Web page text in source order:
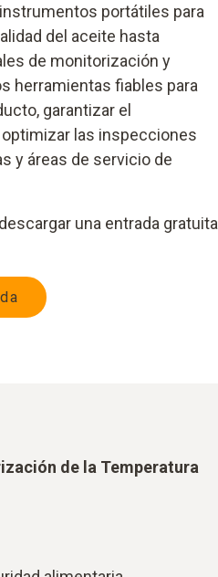
portátiles para
del aceite hasta
de monitorización y
herramientas fiables para
garantizar el
las inspecciones
y áreas de servicio de
una entrada gratuita
de la Temperatura